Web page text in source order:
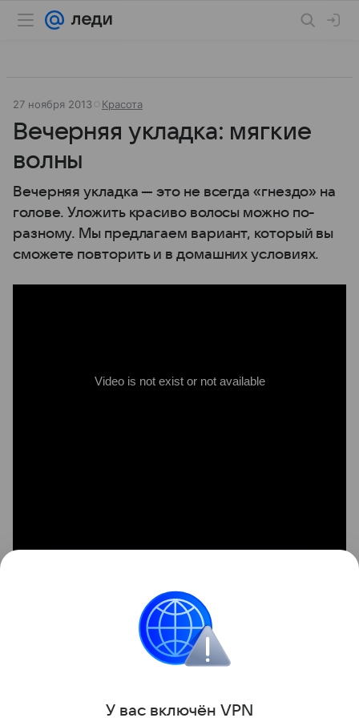
27 ноября 2013 Красота
Вечерняя укладка: мягкие
волны
Вечерняя укладка — это не всегда «гнездо» на
голове. Уложить красиво волосы можно по-
разному. Мы предлагаем вариант, который вы
сможете повторить и в домашних условиях.
Мягкие локоны выглядят очень элегантно и в то
же время торжественно, как у настоящей
У вас включён VPN